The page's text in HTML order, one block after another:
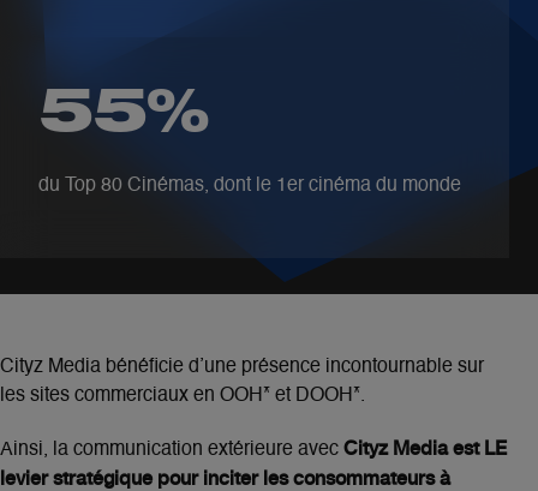
55%
du Top 80 Cinémas, dont le 1er cinéma du monde
Cityz Media bénéficie d’une présence incontournable sur
les sites commerciaux en OOH* et DOOH*.
Ainsi, la communication extérieure avec Cityz Media est LE
levier stratégique pour inciter les consommateurs à